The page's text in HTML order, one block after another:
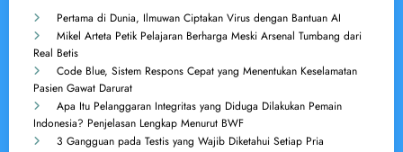
Pertama di Dunia, Ilmuwan Ciptakan Virus dengan Bantuan AI
Mikel Arteta Petik Pelajaran Berharga Meski Arsenal Tumbang dari
Real Betis
Code Blue, Sistem Respons Cepat yang Menentukan Keselamatan
Pasien Gawat Darurat
Apa Itu Pelanggaran Integritas yang Diduga Dilakukan Pemain
Indonesia? Penjelasan Lengkap Menurut BWF
3 Gangguan pada Testis yang Wajib Diketahui Setiap Pria